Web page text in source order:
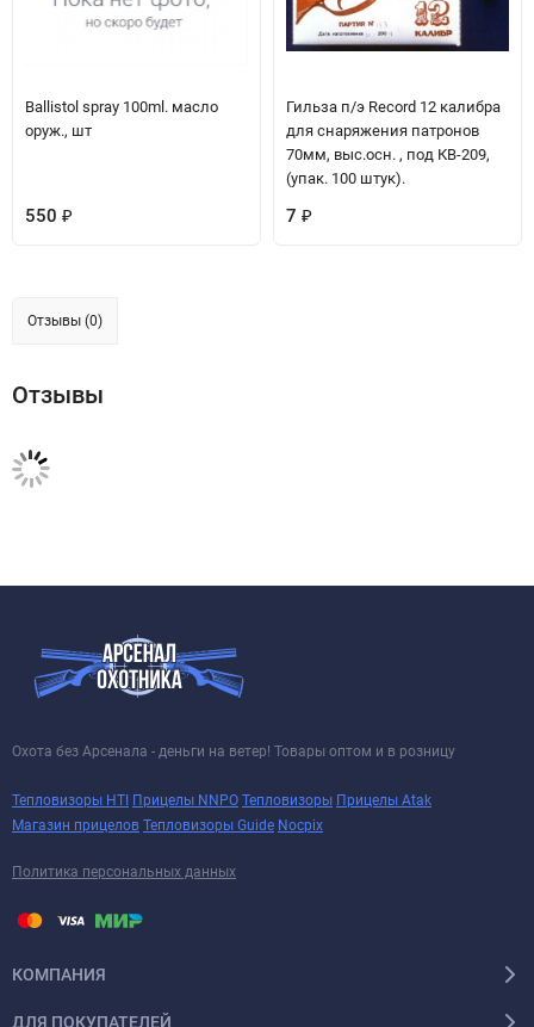
Ballistol spray 100ml. масло
оруж., шт
550 ₽
Гильза п/э Record 12 калибра
для снаряжения патронов
70мм, выс.осн. , под КВ-209,
(упак. 100 штук).
7 ₽
Отзывы (0)
Отзывы
Охота без Арсенала - деньги на ветер! Товары оптом и в розницу
Тепловизоры HTI Прицелы NNPO Тепловизоры Прицелы Atak
Магазин прицелов Тепловизоры Guide Nocpix
Политика персональных данных
КОМПАНИЯ
ДЛЯ ПОКУПАТЕЛЕЙ